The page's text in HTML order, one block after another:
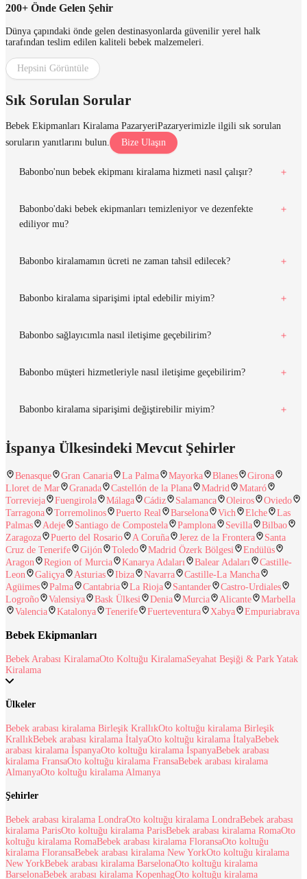
200+ Önde Gelen Şehir
Dünya çapındaki önde gelen destinasyonlarda güvenilir yerel halk
tarafından teslim edilen kaliteli bebek malzemeleri.
Hepsini Görüntüle
Sık Sorulan Sorular
Bebek Ekipmanları Kiralama PazaryeriPazaryerimizle ilgili sık sorulan
soruların yanıtlarını bulun.
Bize Ulaşın
Babonbo'nun bebek ekipmanı kiralama hizmeti nasıl çalışır?
Babonbo'daki bebek ekipmanları temizleniyor ve dezenfekte
ediliyor mu?
Babonbo kiralamamın ücreti ne zaman tahsil edilecek?
Babonbo kiralama siparişimi iptal edebilir miyim?
Babonbo sağlayıcımla nasıl iletişime geçebilirim?
Babonbo müşteri hizmetleriyle nasıl iletişime geçebilirim?
Babonbo kiralama siparişimi değiştirebilir miyim?
İspanya Ülkesindeki Mevcut Şehirler
Benasque Gran Canaria La Palma Mayorka Blanes
Girona
Lloret de Mar
Granada Castellón de la Plana Madrid
Mataró
Torrevieja
Fuengirola Málaga Cádiz Salamanca Oleiros
Oviedo
Tarragona
Torremolinos Puerto Real Barselona Vich Elche
Las
Palmas
Adeje Santiago de Compostela Pamplona Sevilla
Bilbao
Zaragoza
Puerto del Rosario A Coruña Jerez de la Frontera
Santa
Cruz de Tenerife
Gijón Toledo Madrid Özerk Bölgesi
Endülüs
Aragon
Region of Murcia Kanarya Adaları Balear Adaları
Castille-
Leon
Galiçya Asturias Ibiza Navarra
Castille-La Mancha
Agüimes
Palma Cantabria La Rioja Santander
Castro-Urdiales
Logroño
Valensiya Bask Ülkesi Denia Murcia Alicante
Marbella
Valencia
Katalonya Tenerife Fuerteventura Xabya Empuriabrava
Bebek Ekipmanları
Bebek Arabası KiralamaOto Koltuğu KiralamaSeyahat Beşiği & Park Yatak
Kiralama
Ülkeler
Bebek arabası kiralama Birleşik KrallıkOto koltuğu kiralama Birleşik
KrallıkBebek arabası kiralama İtalyaOto koltuğu kiralama İtalyaBebek
arabası kiralama İspanyaOto koltuğu kiralama İspanyaBebek arabası
kiralama FransaOto koltuğu kiralama FransaBebek arabası kiralama
AlmanyaOto koltuğu kiralama Almanya
Şehirler
Bebek arabası kiralama LondraOto koltuğu kiralama LondraBebek arabası
kiralama ParisOto koltuğu kiralama ParisBebek arabası kiralama RomaOto
koltuğu kiralama RomaBebek arabası kiralama FloransaOto koltuğu
kiralama FloransaBebek arabası kiralama New YorkOto koltuğu kiralama
New YorkBebek arabası kiralama BarselonaOto koltuğu kiralama
BarselonaBebek arabası kiralama KopenhagOto koltuğu kiralama